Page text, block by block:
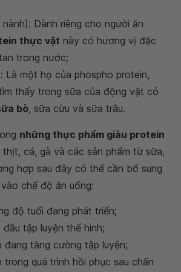
Dành riêng cho người ăn
thực vật này có hương vị đặc
trong nước;
Là một họ của phospho protein,
thấy trong sữa của động vật có
bò, sữa cừu và sữa trâu.
những thực phẩm giàu protein
cá, gà và các sản phẩm từ sữa,
hợp sau đây có thể cần bổ sung
vào chế độ ăn uống:
độ tuổi đang phát triển;
tập luyện thể hình;
đang tăng cường tập luyện;
trong quá trình hồi phục sau chấn